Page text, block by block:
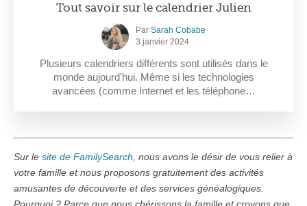
Tout savoir sur le calendrier Julien
Par Sarah Cobabe
3 janvier 2024
Plusieurs calendriers différents sont utilisés dans le
monde aujourd'hui. Même si les technologies
avancées (comme Internet et les téléphone…
Sur le site de FamilySearch, nous avons le désir de vous relier à
votre famille et nous proposons gratuitement des activités
amusantes de découverte et des services généalogiques.